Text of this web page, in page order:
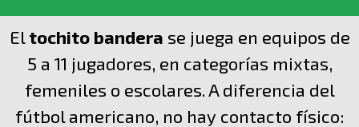
El tochito bandera se juega en equipos de
5 a 11 jugadores, en categorías mixtas,
femeniles o escolares. A diferencia del
fútbol americano, no hay contacto físico: